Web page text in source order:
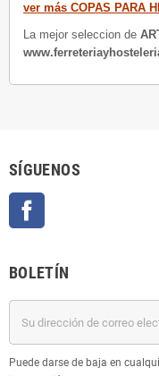
ver más COPAS PARA
La mejor seleccion de
SÍGUENOS
BOLETÍN
Puede darse de baja en